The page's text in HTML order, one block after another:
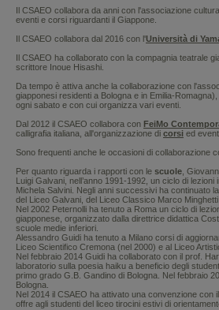
Il CSAEO collabora da anni con l'associazione
eventi e corsi riguardanti il Giappone.
Il CSAEO collabora dal 2016 con l'Università di
Il CSAEO ha collaborato con la compagnia teatrale
scrittore Inoue Hisashi.
Da tempo è attiva anche la collaborazione con
giapponesi residenti a Bologna e in Emilia-
ogni sabato e con cui organizza vari eventi.
Dal 2012 il CSAEO collabora con FeiMo
calligrafia italiana, all'organizzazione di corsi ed
Sono frequenti anche le occasioni di collaborazione
Per quanto riguarda i rapporti con le scuole ,
Luigi Galvani, nell’anno 1991-1992, un ciclo di
Michela Salvini. Negli anni successivi ha continuato
del Liceo Galvani, del Liceo Classico Marco
Nel 2002 Peternolli ha tenuto a Roma un ciclo di
giapponese, organizzato dalla direttrice didattica
scuole medie inferiori.
Alessandro Guidi ha tenuto a Milano corsi di
Liceo Scientifico Cremona (nel 2000) e al Liceo
Nel febbraio 2014 Guidi ha collaborato con il prof.
laboratorio sulla poesia haiku a beneficio degli
primo grado G.B. Gandino di Bologna. Nel febbraio
Bologna.
Nel 2014 il CSAEO ha attivato una convenzione con
offre agli studenti del liceo tirocini estivi di